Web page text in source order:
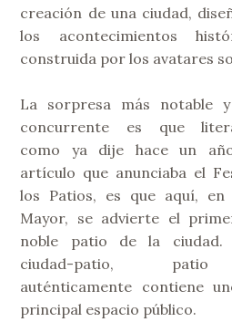
creación de una ciudad,
los acontecimientos
construida por los avatares
La sorpresa más notable
concurrente es que
como ya dije hace un
artículo que anunciaba el
los Patios, es que aquí, en
Mayor, se advierte el
noble patio de la ciudad.
ciudad-patio,
auténticamente contiene
principal espacio público.